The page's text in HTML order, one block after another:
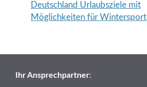
Deutschland Urlaubsziele mit
Möglichkeiten für Wintersport
Ihr Ansprechpartner: